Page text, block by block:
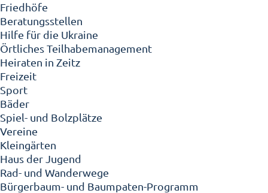
Friedhöfe
Beratungsstellen
Hilfe für die Ukraine
Örtliches Teilhabemanagement
Heiraten in Zeitz
Freizeit
Sport
Bäder
Spiel- und Bolzplätze
Vereine
Kleingärten
Haus der Jugend
Rad- und Wanderwege
Bürgerbaum- und Baumpaten-Programm